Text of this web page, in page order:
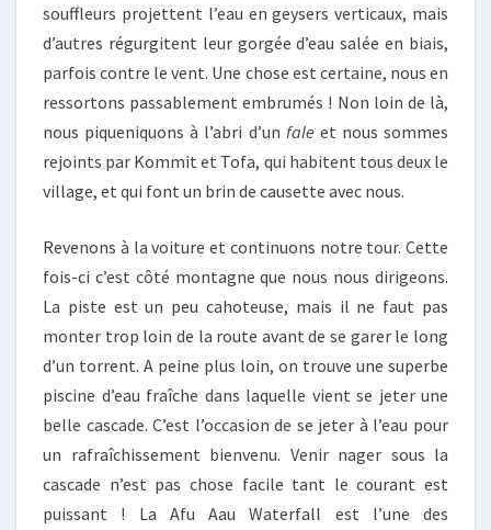
souffleurs projettent l’eau en geysers verticaux, mais
d’autres régurgitent leur gorgée d’eau salée en biais,
parfois contre le vent. Une chose est certaine, nous en
ressortons passablement embrumés ! Non loin de là,
nous piqueniquons à l’abri d’un fale et nous sommes
rejoints par Kommit et Tofa, qui habitent tous deux le
village, et qui font un brin de causette avec nous.
Revenons à la voiture et continuons notre tour. Cette
fois-ci c’est côté montagne que nous nous dirigeons.
La piste est un peu cahoteuse, mais il ne faut pas
monter trop loin de la route avant de se garer le long
d’un torrent. A peine plus loin, on trouve une superbe
piscine d’eau fraîche dans laquelle vient se jeter une
belle cascade. C’est l’occasion de se jeter à l’eau pour
un rafraîchissement bienvenu. Venir nager sous la
cascade n’est pas chose facile tant le courant est
puissant ! La Afu Aau Waterfall est l’une des